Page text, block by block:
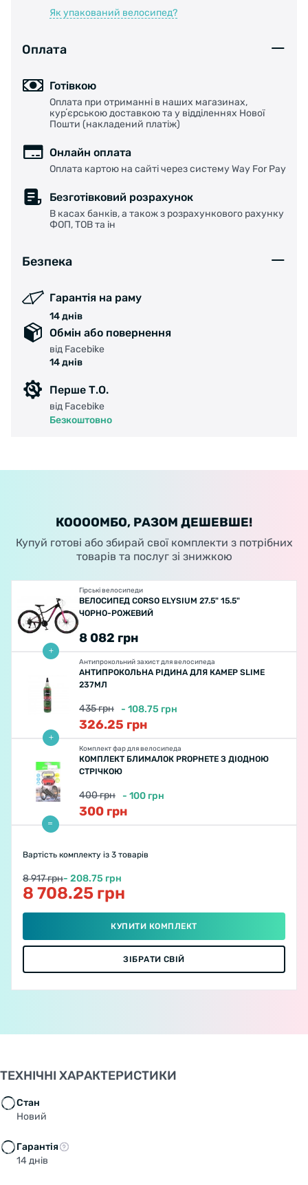
Як упакований велосипед?
Оплата
Готівкою
Оплата при отриманні в наших магазинах,
курʼєрською доставкою та у відділеннях Нової
Пошти (накладений платіж)
Онлайн оплата
Оплата картою на сайті через систему Way For Pay
Безготівковий розрахунок
В касах банків, а також з розрахункового рахунку
ФОП, ТОВ та ін
Безпека
Гарантія на раму
14 днів
Обмін або повернення
від Facebike
14 днів
Перше Т.О.
від Facebike
Безкоштовно
КООООМБО, РАЗОМ ДЕШЕВШЕ!
Купуй готові або збирай свої комплекти з потрібних
товарів та послуг зі знижкою
Гірські велосипеди
ВЕЛОСИПЕД CORSO ELYSIUM 27.5" 15.5"
ЧОРНО-РОЖЕВИЙ
8 082 грн
Антипрокольний захист для велосипеда
АНТИПРОКОЛЬНА РІДИНА ДЛЯ КАМЕР SLIME
237МЛ
435грн - 108.75 грн
326.25 грн
Комплект фар для велосипеда
КОМПЛЕКТ БЛИМАЛОК PROPHETE З ДІОДНОЮ
СТРІЧКОЮ
400грн - 100 грн
300 грн
Вартість комплекту із 3 товарів
8 917 грн- 208.75 грн
8 708.25 грн
КУПИТИ КОМПЛЕКТ
ЗІБРАТИ СВІЙ
ТЕХНІЧНІ ХАРАКТЕРИСТИКИ
Стан
Новий
Гарантія
14 днів